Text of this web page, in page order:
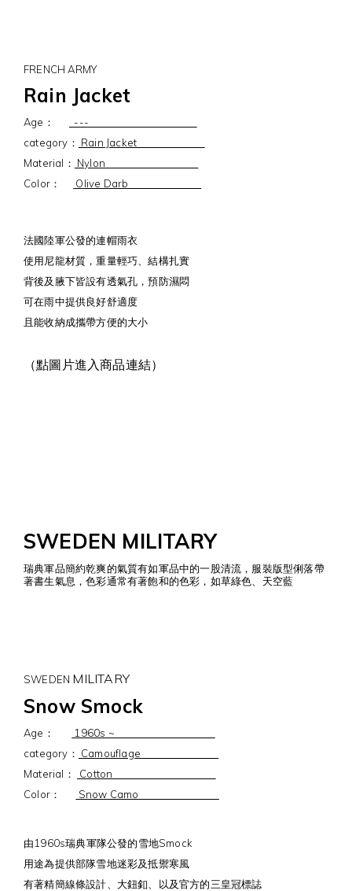
FRENCH ARMY
Rain Jacket
Age：
---
category： Rain Jacket
Material： Nylon
Color：
Olive Darb
法國陸軍公發的連帽雨衣
使用尼龍材質，重量輕巧、結構扎實
背後及腋下皆設有透氣孔，預防濕悶
可在雨中提供良好舒適度
且能收納成攜帶方便的大小
（點圖片進入商品連結）
SWEDEN MILITARY
瑞典軍品簡約乾爽的氣質有如軍品中的一股清流，服裝版型俐落帶
著書生氣息，色彩通常有著飽和的色彩，如草綠色、天空藍
SWEDEN MILITARY
Snow Smock
Age：
1960s ~
category： Camouflage
Material：
Cotton
Color：
Snow Camo
由1960s瑞典軍隊公發的雪地Smock
用途為提供部隊雪地迷彩及抵禦寒風
有著精簡線條設計、大鈕釦、以及官方的三皇冠標誌